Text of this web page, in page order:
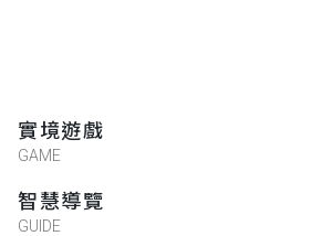
實境遊戲
GAME
智慧導覽
GUIDE